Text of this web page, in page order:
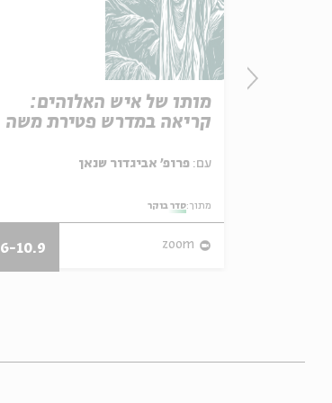
מותו של איש האלוהים:
קריאה במדרש פטירת משה
עם:
מתוך:סדר בוקר
zoom
6-10.9